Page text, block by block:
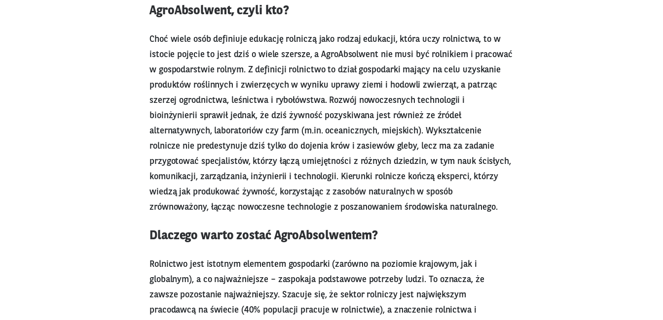
AgroAbsolwent, czyli kto?
Choć wiele osób definiuje edukację rolniczą jako rodzaj edukacji, która uczy rolnictwa, to w
istocie pojęcie to jest dziś o wiele szersze, a AgroAbsolwent nie musi być rolnikiem i pracować
w gospodarstwie rolnym. Z definicji rolnictwo to dział gospodarki mający na celu uzyskanie
produktów roślinnych i zwierzęcych w wyniku uprawy ziemi i hodowli zwierząt, a patrząc
szerzej ogrodnictwa, leśnictwa i rybołówstwa. Rozwój nowoczesnych technologii i
bioinżynierii sprawił jednak, że dziś żywność pozyskiwana jest również ze źródeł
alternatywnych, laboratoriów czy farm (m.in. oceanicznych, miejskich). Wykształcenie
rolnicze nie predestynuje dziś tylko do dojenia krów i zasiewów gleby, lecz ma za zadanie
przygotować specjalistów, którzy łączą umiejętności z różnych dziedzin, w tym nauk ścisłych,
komunikacji, zarządzania, inżynierii i technologii. Kierunki rolnicze kończą eksperci, którzy
wiedzą jak produkować żywność, korzystając z zasobów naturalnych w sposób
zrównoważony, łącząc nowoczesne technologie z poszanowaniem środowiska naturalnego.
Dlaczego warto zostać AgroAbsolwentem?
Rolnictwo jest istotnym elementem gospodarki (zarówno na poziomie krajowym, jak i
globalnym), a co najważniejsze – zaspokaja podstawowe potrzeby ludzi. To oznacza, że
zawsze pozostanie najważniejszy. Szacuje się, że sektor rolniczy jest największym
pracodawcą na świecie (40% populacji pracuje w rolnictwie), a znaczenie rolnictwa i